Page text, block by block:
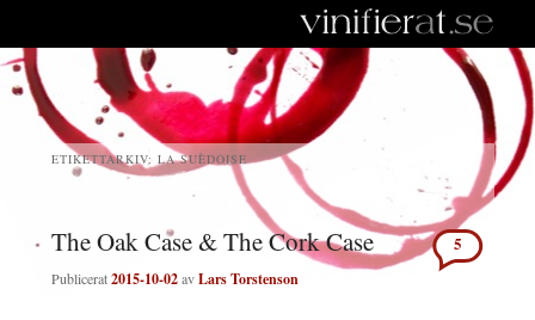
ETIKETTARKIV: LA SUÈDOISE
The Oak Case & The Cork Case
Publicerat2015-10-02avLars Torstenson
5